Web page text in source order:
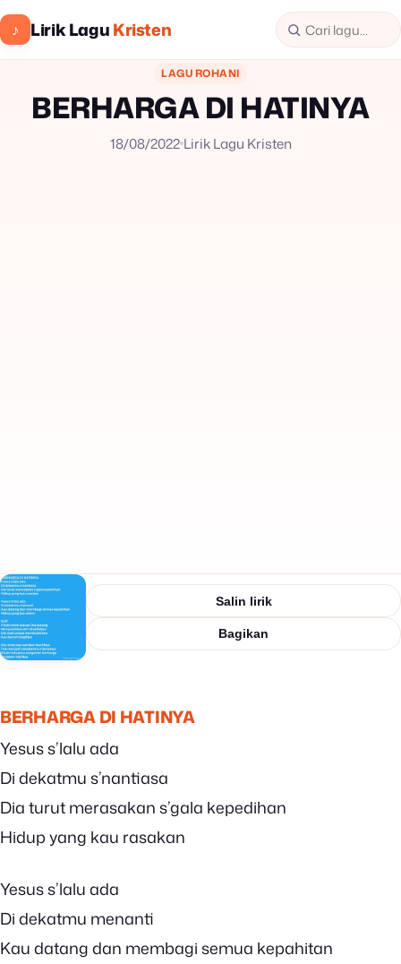
♪ Lirik LaguKristen
LAGU ROHANI
BERHARGA DI HATINYA
18/08/2022Lirik Lagu Kristen
Salin lirik
Bagikan
BERHARGA DI HATINYA
Yesus s’lalu ada
Di dekatmu s’nantiasa
Dia turut merasakan s’gala kepedihan
Hidup yang kau rasakan
Yesus s’lalu ada
Di dekatmu menanti
Kau datang dan membagi semua kepahitan